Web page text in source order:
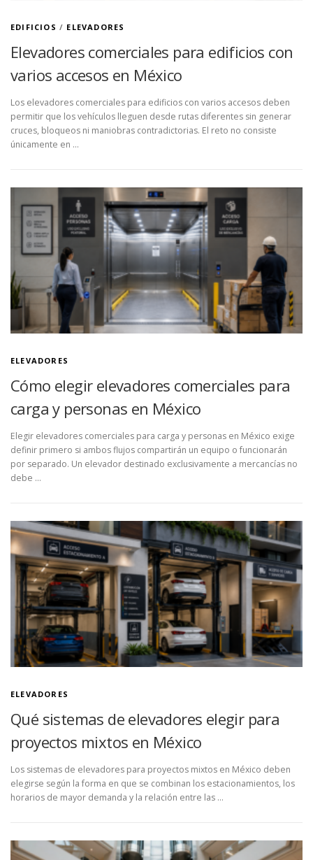
EDIFICIOS / ELEVADORES
Elevadores comerciales para edificios con
varios accesos en México
Los elevadores comerciales para edificios con varios accesos deben
permitir que los vehículos lleguen desde rutas diferentes sin generar
cruces, bloqueos ni maniobras contradictorias. El reto no consiste
únicamente en …
ELEVADORES
Cómo elegir elevadores comerciales para
carga y personas en México
Elegir elevadores comerciales para carga y personas en México exige
definir primero si ambos flujos compartirán un equipo o funcionarán
por separado. Un elevador destinado exclusivamente a mercancías no
debe …
ELEVADORES
Qué sistemas de elevadores elegir para
proyectos mixtos en México
Los sistemas de elevadores para proyectos mixtos en México deben
elegirse según la forma en que se combinan los estacionamientos, los
horarios de mayor demanda y la relación entre las …